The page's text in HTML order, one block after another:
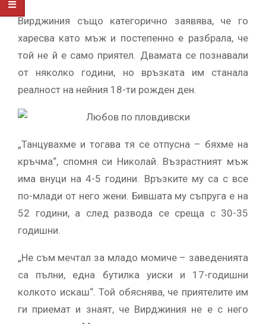
Вирджиния също категорично заявява, че го
харесва като мъж и постепенно е разбрала, че
той не й е само приятел. Двамата се познавали
от няколко години, но връзката им станала
реалност на нейния 18-ти рожден ден.
„Танцувахме и тогава тя се отпусна – бяхме на
кръчма“, спомня си Николай. Възрастният мъж
има внуци на 4-5 години. Връзките му са с все
по-млади от него жени. Бившата му съпруга е на
52 години, а след развода се среща с 30-35
годишни.
„Не съм мечтал за младо момиче – заведенията
са пълни, една бутилка уиски и 17-годишни
колкото искаш“. Той обяснява, че приятелите им
ги приемат и знаят, че Вирджиния не е с него